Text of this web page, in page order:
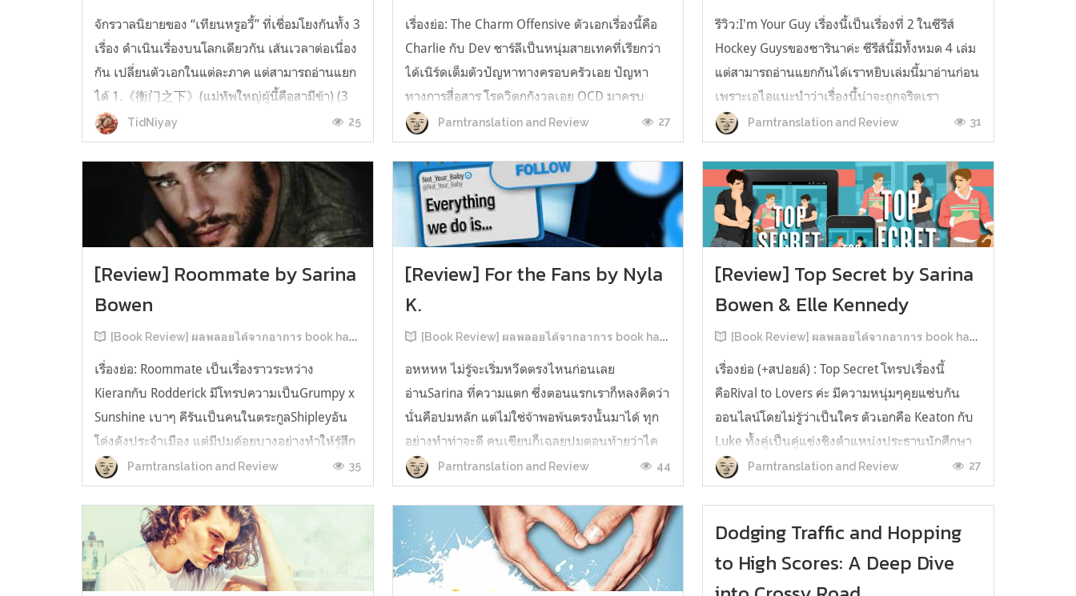
จักรวาลนิยายของ “เทียนหรูอวี้” ที่เชื่อมโยงกันทั้ง 3
เรื่อง ดำเนินเรื่องบนโลกเดียวกัน เส้นเวลาต่อเนื่อง
กัน เปลี่ยนตัวเอกในแต่ละภาค แต่สามารถอ่านแยก
ได้ 1.《衡门之下》(แม่ทัพใหญ่ผู้นี้คือสามีข้า) (3
เล่มจบ) เป็นเรื่องที่เกิดก่อน เล่าเรื่องของ ฝูถิง กับ
หลี่ชีฉือ ที่ต้องแต่งงานกันก่อนจะใช้ชีวิตห่างไกล
TidNiyay 25
เรื่องย่อ: The Charm Offensive ตัวเอกเรื่องนี้คือ
Charlie กับ Dev ชาร์ลีเป็นหนุ่มสายเทคที่เรียกว่า
ได้เนิร์ดเต็มตัวปัญหาทางครอบครัวเอย ปัญหา
ทางการสื่อสาร โรควิตกกังวลเอย OCD มาครบ
เรียกได้ว่าครบองค์ประกอบความโอตะ เขาทั้งไม่
เชื่อในรักแท้ ไม่เคยมีความสัมพันธ์ในเชิงโรแมนติก
กับใคร หรืออาจเรียกว่าไม่เคยรู...
Parntranslation and Review 27
รีวิว:I'm Your Guy เรื่องนี้เป็นเรื่องที่ 2 ในซีรีส์
Hockey Guysของซารินาค่ะ ซีรีส์นี้มีทั้งหมด 4 เล่ม
แต่สามารถอ่านแยกกันได้เราหยิบเล่มนี้มาอ่านก่อน
เพราะเอไอแนะนำว่าเรื่องนี้น่าจะถูกจริตเรา
มากกว่า555 เรื่องนี้เป็นเรื่องราวของ TOMMASO
นักกีฬาฮอกกี้ NHL กับ Carter มัณฑนากรมือฉมัง
ทอมมาโซเพิ่งโดนเทร...
Parntranslation and Review 31
[Review] Roommate by Sarina
Bowen
[Book Review] ผลพลอยได้จากอาการ book hangover หลังอ่านสารพัน MM Romance
เรื่องย่อ: Roommate เป็นเรื่องราวระหว่าง
Kieranกับ Rodderick มีโทรปความเป็นGrumpy x
Sunshine เบาๆ คีรันเป็นคนในตระกูลShipleyอัน
โด่งดังประจำเมือง แต่มีปมด้อยบางอย่างทำให้รู้สึก
ว่าพ่อรักพี่ชายมากกว่าตัวเองเสมอ จึงดิ้นรนอยาก
ออกมาอยู่คนเดียวเพื่อให้หลุดจากอิทธิพลของที่
บ้าน และไล่ตามความฝันการเป็นกราฟฟิ...
Parntranslation and Review 35
[Review] For the Fans by Nyla
K.
[Book Review] ผลพลอยได้จากอาการ book hangover หลังอ่านสารพัน MM Romance
อหหหห ไม่รู้จะเริ่มหวีดตรงไหนก่อนเลย
อ่านSarina ที่ความแตก ซึ่งตอนแรกเราก็หลงคิดว่า
นั่นคือปมหลัก แต่ไม่ใช่จ้าพอพ้นตรงนั้นมาได้ ทุก
อย่างทำท่าจะดี คนเขียนก็เฉลยปมตอนท้ายว่าไค
รันเคยเจออะไรมาในอดีตเท่านั้นแหละ คดีพลิกใน
ทันใด!!! ตรงนี้เป็นNarrative Escalation ที่ชอบ
มาก ทำให้รู้สึกเหมือนคนเขียนวางแผนไว้ตั...
Parntranslation and Review 44
[Review] Top Secret by Sarina
Bowen & Elle Kennedy
[Book Review] ผลพลอยได้จากอาการ book hangover หลังอ่านสารพัน MM Romance
เรื่องย่อ (+สปอยล์) : Top Secret โทรปเรื่องนี้
คือRival to Lovers ค่ะ มีความหนุ่มๆคุยแซ่บกัน
ออนไลน์โดยไม่รู้ว่าเป็นใคร ตัวเอกคือ Keaton กับ
Luke ทั้งคู่เป็นคู่แข่งชิงตำแหน่งประธานนักศึกษา
ของมหาวิทยาลัยประวัติศาสตร์ยาวนาน คีตันคือ
ตระกูลเรียนที่นี่มาสามรุ่น ใครๆ ก็มองว่าน่าจะได้
Parntranslation and Review 27
Dodging Traffic and Hopping
to High Scores: A Deep Dive